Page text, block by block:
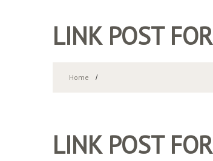
LINK POST
Home
LINK POST